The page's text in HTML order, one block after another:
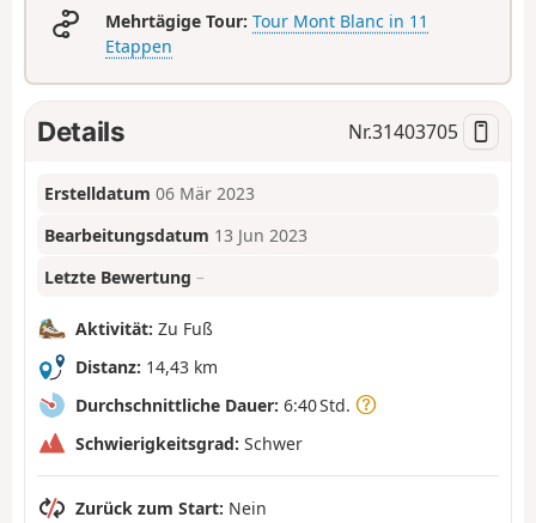
Mehrtägige Tour: Tour Mont Blanc in 11
Etappen
Details Nr.31403705
Erstelldatum 06 Mär 2023
Bearbeitungsdatum 13 Jun 2023
Letzte Bewertung –
Aktivität: Zu Fuß
Distanz: 14,43 km
Durchschnittliche Dauer: 6:40 Std.
Schwierigkeitsgrad: Schwer
Zurück zum Start: Nein